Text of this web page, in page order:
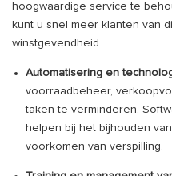
hoogwaardige service te
kunt u snel meer klanten van
winstgevendheid.
Automatisering en
voorraadbeheer,
taken te verminderen.
helpen bij het bijhouden
voorkomen van verspilling.